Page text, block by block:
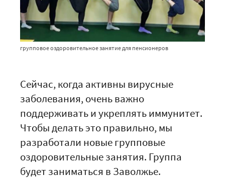
групповое оздоровительное занятие для пенсионеров
Сейчас, когда активны вирусные
заболевания, очень важно
поддерживать и укреплять иммунитет.
Чтобы делать это правильно, мы
разработали новые групповые
оздоровительные занятия. Группа
будет заниматься в Заволжье.